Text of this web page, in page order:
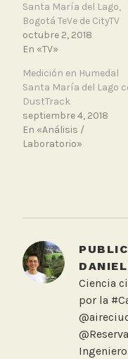
Santa María del Lago,
Bogotá TeVe de CityTV
octubre 2, 2018
En «TV»
Medición en Humedal
Santa María del Lago
DustTrack
septiembre 4, 2018
En «Análisis /
Laboratorio»
e
d
Ciencia
por la